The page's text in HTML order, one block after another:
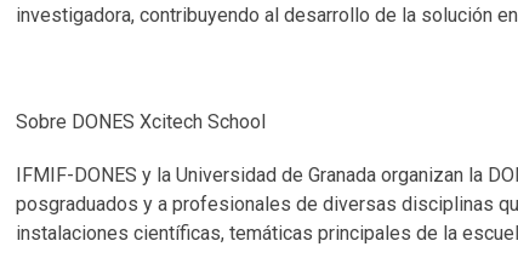
investigadora, contribuyendo al desarrollo de la solución
Sobre DONES Xcitech School
IFMIF-DONES y la Universidad de Granada organizan la
posgraduados y a profesionales de diversas disciplinas
instalaciones científicas, temáticas principales de la